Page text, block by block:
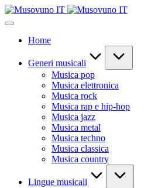
Skip
to
Home
Generi musicali
Musica pop
Musica elettronica
Musica rock
Musica rap e hip-hop
Musica jazz
Musica metal
Musica techno
Musica classica
Musica country
Lingue musicali